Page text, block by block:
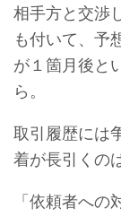
相手方と交渉
も付いて、予
が１箇月後と
ら。
取引履歴には
着が長引くの
「依頼者へ